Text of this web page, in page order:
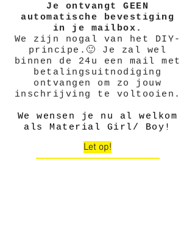
Je ontvangt GEEN
automatische bevestiging
in je mailbox.
We zijn nogal van het DIY-
principe.🙂 Je zal wel
binnen de 24u een mail met
betalingsuitnodiging
ontvangen om zo jouw
inschrijving te voltooien.
We wensen je nu al welkom
als Material Girl/ Boy!
Let op!